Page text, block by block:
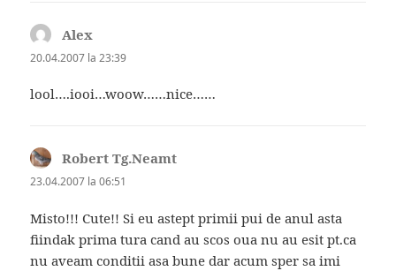
Alex
20.04.2007 la 23:39
lool….iooi…woow……nice……
Robert Tg.Neamt
23.04.2007 la 06:51
Misto!!! Cute!! Si eu astept primii pui de anul asta
fiindak prima tura cand au scos oua nu au esit pt.ca
nu aveam conditii asa bune dar acum sper sa imi